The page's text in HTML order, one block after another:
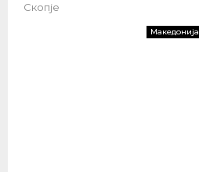
Скопје
Македонија